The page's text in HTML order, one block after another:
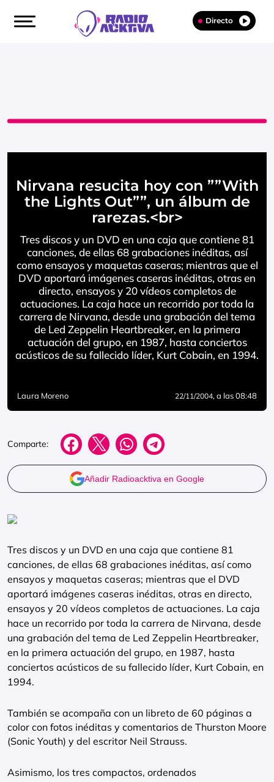
Directo
Nirvana resucita hoy con ””With
the Lights Out””, un álbum de
rarezas.<br>
Tres discos y un DVD en una caja que contiene 81
canciones, de ellas 68 grabaciones inéditas, así
como ensayos y maquetas caseras; mientras que el
DVD aportará imágenes caseras inéditas, otras en
directo, ensayos y 20 vídeos completos de
actuaciones. La caja hace un recorrido por toda la
carrera de Nirvana, desde una grabación del tema
de Led Zeppelin Heartbreaker, en la primera
actuación del grupo, en 1987, hasta conciertos
acústicos de su fallecido líder, Kurt Cobain, en 1994.
Laura Moreno 22/11/2004, a las 08:48
Comparte:
Añadir Radioacktiva en Google
Tres discos y un DVD en una caja que contiene 81
canciones, de ellas 68 grabaciones inéditas, así como
ensayos y maquetas caseras; mientras que el DVD
aportará imágenes caseras inéditas, otras en directo,
ensayos y 20 vídeos completos de actuaciones. La caja
hace un recorrido por toda la carrera de Nirvana, desde
una grabación del tema de Led Zeppelin Heartbreaker,
en la primera actuación del grupo, en 1987, hasta
conciertos acústicos de su fallecido líder, Kurt Cobain, en
1994.
También se acompaña con un libreto de 60 páginas a
color con fotos inéditas y comentarios de Thurston Moore
(Sonic Youth) y del escritor Neil Strauss.
Asimismo, los tres compactos, ordenados